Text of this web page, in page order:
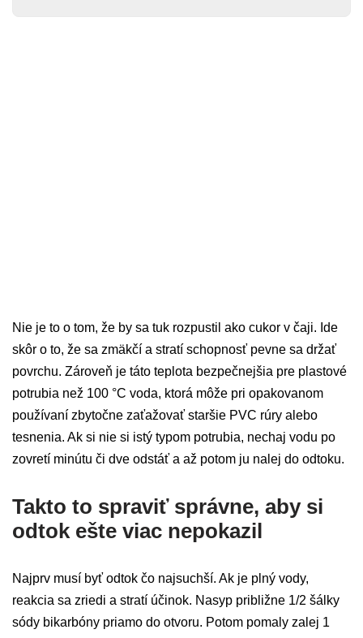
Nie je to o tom, že by sa tuk rozpustil ako cukor v čaji. Ide
skôr o to, že sa zmäkčí a stratí schopnosť pevne sa držať
povrchu. Zároveň je táto teplota bezpečnejšia pre plastové
potrubia než 100 °C voda, ktorá môže pri opakovanom
používaní zbytočne zaťažovať staršie PVC rúry alebo
tesnenia. Ak si nie si istý typom potrubia, nechaj vodu po
zovretí minútu či dve odstáť a až potom ju nalej do odtoku.
Takto to spraviť správne, aby si
odtok ešte viac nepokazil
Najprv musí byť odtok čo najsuchší. Ak je plný vody,
reakcia sa zriedi a stratí účinok. Nasyp približne 1/2 šálky
sódy bikarbóny priamo do otvoru. Potom pomaly zalej 1